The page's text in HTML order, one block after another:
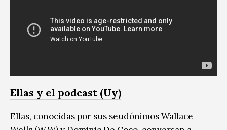
Ellas y el podcast (Uy)
Ellas, conocidas por sus seudónimos Wallace